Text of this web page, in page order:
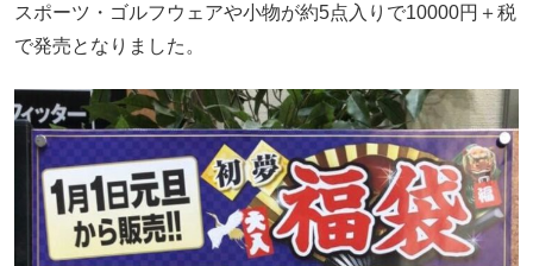
スポーツ・ゴルフウェアや小物が約5点入りで10000円＋税
で発売となりました。